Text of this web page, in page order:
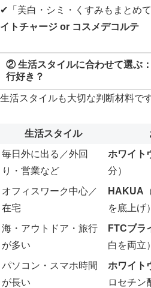
✔「美白・シミ・くすみもまとめ
イトチャージ or コスメデコルテ
②生活スタイルに合わせて選ぶ
行好き？
生活スタイルも大切な判断材料です
生活スタイル
毎日外に出る／外回
り・営業など
ホワイト
分）
オフィスワーク中心／
在宅
HAKUA
を底上げ）
海・アウトドア・旅行
が多い
FTCブラ
白を両立）
パソコン・スマホ時間
が長い
ホワイト
ロセチン